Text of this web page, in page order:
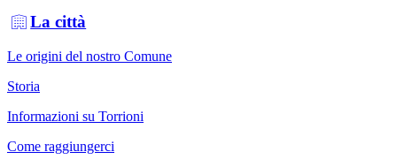
La città
Le origini del nostro Comune
Storia
Informazioni su Torrioni
Come raggiungerci